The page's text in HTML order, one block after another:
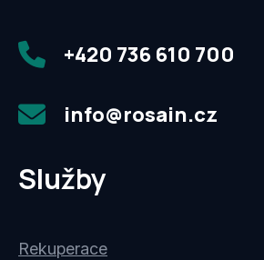
+420 736 610 700
info@rosain.cz
Služby
Rekuperace